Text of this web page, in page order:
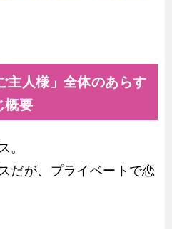
主人様」全体のあらす
概要
。
だが、プライベートで恋